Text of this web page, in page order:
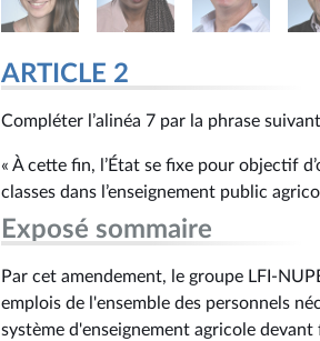
ARTICLE 2
Compléter l’alinéa 7 par la phrase
« À cette fin, l’État se fixe pour objectif
classes dans l’enseignement public
Exposé sommaire
Par cet amendement, le groupe LFI-
emplois de l'ensemble des personnels
système d'enseignement agricole